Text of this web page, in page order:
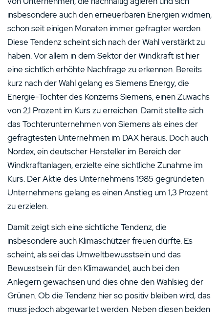
insbesondere auch den erneuerbaren Energien widmen,
schon seit einigen Monaten immer gefragter werden.
Diese Tendenz scheint sich nach der Wahl verstärkt zu
haben. Vor allem in dem Sektor der Windkraft ist hier
eine sichtlich erhöhte Nachfrage zu erkennen. Bereits
kurz nach der Wahl gelang es Siemens Energy, die
Energie-Tochter des Konzerns Siemens, einen Zuwachs
von 2,1 Prozent im Kurs zu erreichen. Damit stellte sich
das Tochterunternehmen von Siemens als eines der
gefragtesten Unternehmen im DAX heraus. Doch auch
Nordex, ein deutscher Hersteller im Bereich der
Windkraftanlagen, erzielte eine sichtliche Zunahme im
Kurs. Der Aktie des Unternehmens 1985 gegründeten
Unternehmens gelang es einen Anstieg um 1,3 Prozent
zu erzielen.
Damit zeigt sich eine sichtliche Tendenz, die
insbesondere auch Klimaschützer freuen dürfte. Es
scheint, als sei das Umweltbewusstsein und das
Bewusstsein für den Klimawandel, auch bei den
Anlegern gewachsen und dies ohne den Wahlsieg der
Grünen. Ob die Tendenz hier so positiv bleiben wird, das
muss jedoch abgewartet werden. Neben diesen beiden